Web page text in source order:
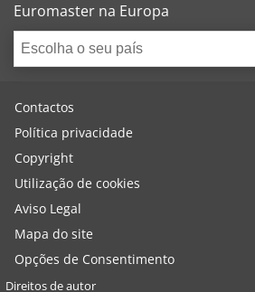
Euromaster na Europa
Escolha o seu país
Contactos
Política privacidade
Copyright
Utilização de cookies
Aviso Legal
Mapa do site
Opções de Consentimento
Direitos de autor